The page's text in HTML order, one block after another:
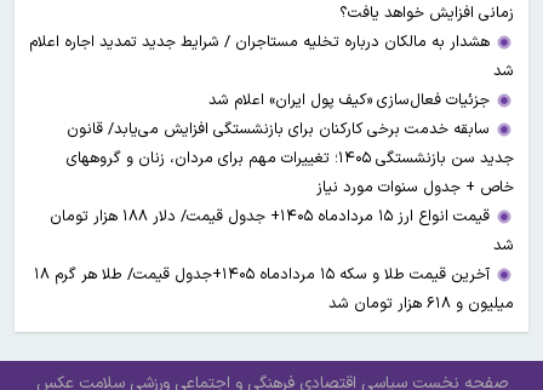
زمانی افزایش خواهد یافت؟
هشدار به مالکان درباره تخلیه مستاجران / شرایط جدید تمدید اجاره اعلام
شد
جزئیات فعال‌سازی «کیف پول ایران» اعلام شد
سابقه خدمت برخی کارکنان برای بازنشستگی افزایش می‌یابد/ قانون
جدید سن بازنشستگی ۱۴۰۵؛ تغییرات مهم برای مردان، زنان و گروههای
خاص + جدول سنوات مورد نیاز
قیمت انواع ارز ۱۵ مردادماه ۱۴۰۵+ جدول قیمت/ دلار ۱۸۸ هزار تومان
شد
آخرین قیمت طلا و سکه ۱۵ مردادماه ۱۴۰۵+جدول قیمت/ طلا هر گرم ۱۸
میلیون و ۶۱۸ هزار تومان شد
صفحه نخست سیاسی اقتصادی فرهنگی و اجتماعی ورزشی سلامت عکس